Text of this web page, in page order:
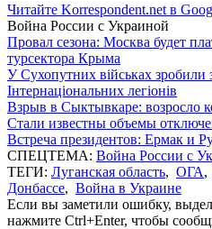
Читайте Korrespondent.net в
Война России с Украиной
Провал сезона: Москва будет
турсектора Крыма
У Сухопутних військах зробили
Інтернаціональних легіонів
Взрыв в Сыктывкаре: возросло
Стали известны объемы
Встреча президентов: Ермак и
СПЕЦТЕМА: Война России с
ТЕГИ: Луганская область, ОГА,
Донбассе, Война в Украине
Если вы заметили ошибку,
нажмите Ctrl+Enter, чтобы